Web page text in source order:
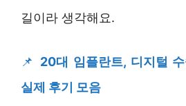
길이라 생각해요.
📌 20대 임플란트, 디지털
실제 후기 모음